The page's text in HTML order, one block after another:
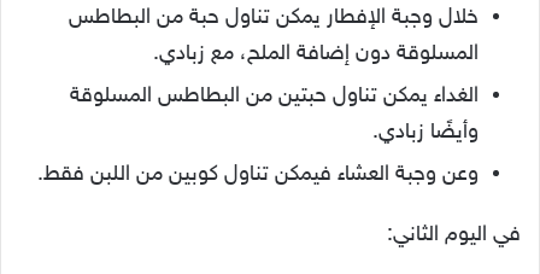
خلال وجبة الإفطار يمكن تناول حبة من البطاطس
المسلوقة دون إضافة الملح، مع زبادي.
الغداء يمكن تناول حبتين من البطاطس المسلوقة
وأيضًا زبادي.
وعن وجبة العشاء فيمكن تناول كوبين من اللبن فقط.
في اليوم الثاني: